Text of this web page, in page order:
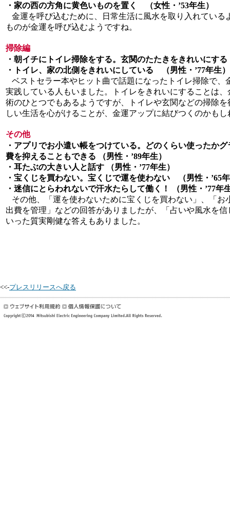
・家の西の方角に黄色いものを置く （女性・’53年生）
金運を呼び込むために、日常生活に風水を取り入れている
ものが金運を呼び込むようですね。
掃除編
・朝イチにトイレ掃除をする。玄関のたたきをきれいにする
・トイレ、家の北側をきれいにしている （男性・’77年生）
ベストセラー本やヒット曲で話題になったトイレ掃除で、
実践している人もいました。トイレをきれいにすることは
術のひとつでもあるようですが、トイレや玄関などの掃除
しい生活を心がけることが、金運アップに結びつくのかもし
その他
・アプリでお小遣い帳をつけている。どのくらい使ったか
費を抑えることもできる （男性・’89年生）
・耳たぶの大きい人と話す （男性・’77年生）
・宝くじを買わない。宝くじで運を使わない （男性・’65
・迷信にとらわれないで汗水たらして働く！ （男性・’77年
その他、「運を使わないために宝くじを買わない」、「お
出費を管理」などの回答がありましたが、「占いや風水を
いった質実剛健な答えもありました。
<<-プレスリリースへ戻る